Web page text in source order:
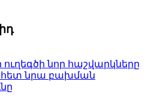
նոր հաշվարկները
հետ նրա բախման